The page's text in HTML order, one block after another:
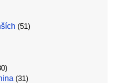
(51)
(31)